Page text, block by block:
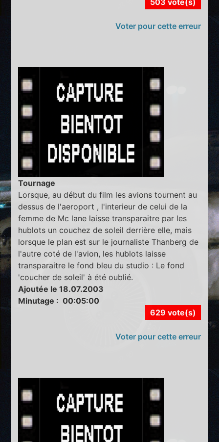
Voter pour cette erreur
Tournage
Lorsque, au début du film les avions tournent au
dessus de l'aeroport , l'interieur de celui de la
femme de Mc lane laisse transparaitre par les
hublots un couchez de soleil derrière elle, mais
lorsque le plan est sur le journaliste Thanberg de
l'autre coté de l'avion, les hublots laisse
transparaitre le fond bleu du studio : Le fond
'coucher de soleil' à été oublié.
Ajoutée le 18.07.2003
Minutage : 00:05:00
629 vote(s)
Voter pour cette erreur